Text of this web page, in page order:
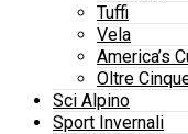
Tuffi
Vela
America’s
Oltre
Sci Alpino
Sport Invernali